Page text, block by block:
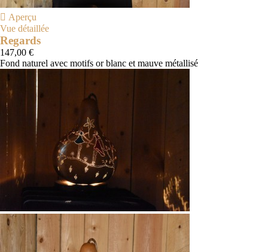
 Aperçu
Vue détaillée
Regards
147,00 €
Fond naturel avec motifs or blanc et mauve métallisé
Naturel